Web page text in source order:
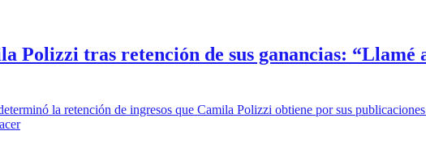
Polizzi tras retención de sus ganancias: “Llamé
la retención de ingresos que Camila Polizzi obtiene por sus